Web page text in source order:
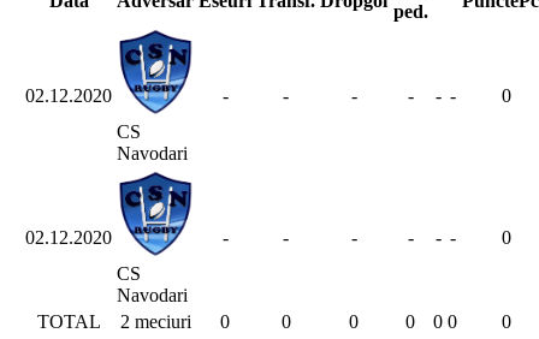
ped.
02.12.2020
CS
Navodari
- - - - - - 0
02.12.2020
CS
Navodari
- - - - - - 0
TOTAL 2 meciuri 0 0 0 0 0 0 0